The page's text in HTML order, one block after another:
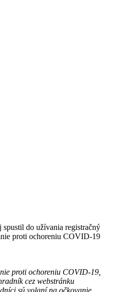
do užívania registračný
proti ochoreniu COVID-19
proti ochoreniu COVID-19,
cez webstránku
sú volaní na očkovanie